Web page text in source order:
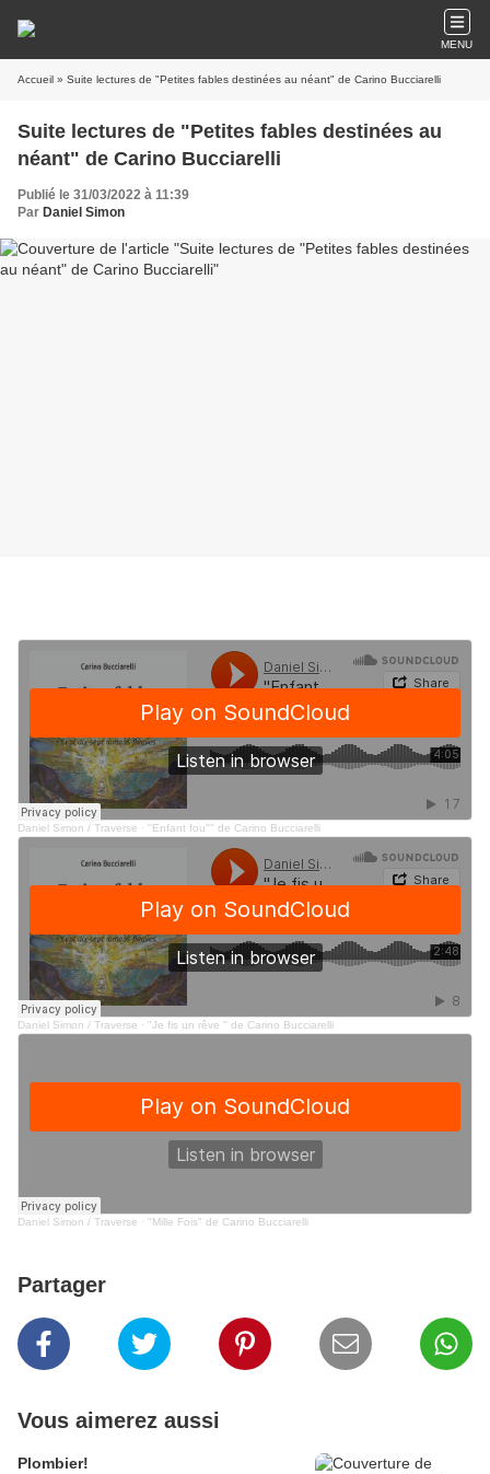
MENU
Accueil » Suite lectures de "Petites fables destinées au néant" de Carino Bucciarelli
Suite lectures de "Petites fables destinées au
néant" de Carino Bucciarelli
Publié le 31/03/2022 à 11:39
Par Daniel Simon
Daniel Simon / Traverse · "Enfant fou"" de Carino Bucciarelli
Daniel Simon / Traverse · "Je fis un rêve " de Carino Bucciarelli
Daniel Simon / Traverse · "Mille Fois" de Carino Bucciarelli
Partager
Vous aimerez aussi
Plombier!